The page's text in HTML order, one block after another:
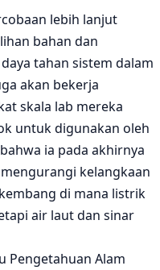
lebih lanjut
bahan dan
tahan sistem dalam
akan bekerja
skala lab mereka
untuk digunakan oleh
ia pada akhirnya
kelangkaan
di mana listrik
air laut dan sinar
Pengetahuan Alam